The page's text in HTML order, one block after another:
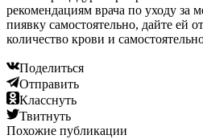
рекомендациям врача по уходу за
пиявку самостоятельно, дайте ей
количество крови и
Поделиться
Отправить
Класснуть
Твитнуть
Похожие публикации